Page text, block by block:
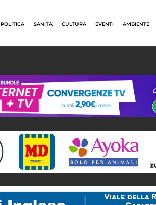
POLITICA SANITÀ CULTURA EVENTI AMBIENTE